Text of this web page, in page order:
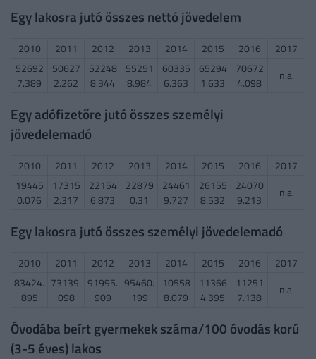
Egy lakosra jutó összes nettó jövedelem
2010 2011 2012 2013 2014 2015 2016
2017
52692
7.389
50627
2.262
52248
8.344
55251
8.984
60335
6.363
65294
1.633
70672
4.098
n.a.
Egy adófizetőre jutó összes személyi
jövedelemadó
2010 2011 2012 2013 2014 2015 2016
2017
19445
0.076
17315
2.317
22154
6.873
22879
0.31
24461
9.727
26155
8.532
24070
9.213
n.a.
Egy lakosra jutó összes személyi jövedelemadó
2010 2011 2012 2013 2014 2015 2016
2017
83424.
895
73139.
098
91995.
909
95460.
199
10558
8.079
11366
4.395
11251
7.138
n.a.
Óvodába beírt gyermekek száma/100 óvodás korú
(3-5 éves) lakos